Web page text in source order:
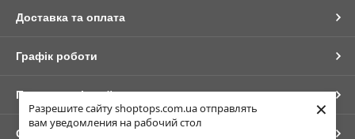
Разрешите сайту shoptops.com.ua отправлять
вам уведомления на рабочий стол
×
Доставка та оплата
Графік роботи
Повна версія сайту
Сайт створено на маркетплейсі